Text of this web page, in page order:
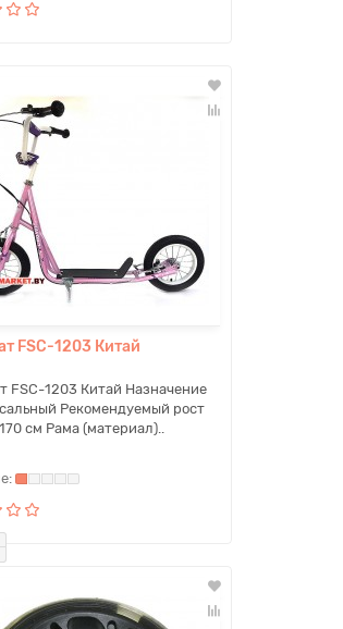
FSC-1203 Китай
FSC-1203 Китай Назначение
Рекомендуемый рост
см Рама (материал)..